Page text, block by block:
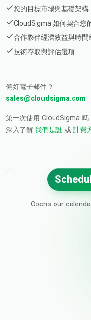
您的目標市場與基礎架構
CloudSigma 如何契合您
合作夥伴經濟效益與時間
技術存取與評估選項
偏好電子郵件？
sales@cloudsigma.com
第一次使用 CloudSigma 嗎
深入了解 我們是誰 或 計費
Opens our